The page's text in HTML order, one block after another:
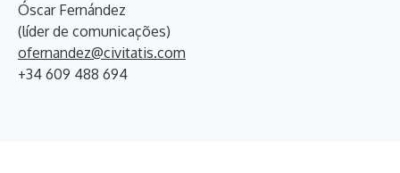
Óscar Fernández
(líder de comunicações)
ofernandez@civitatis.com
+34 609 488 694